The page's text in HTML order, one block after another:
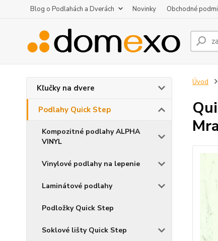
Blog o Podlahách a Dverách Novinky Obchodné
Kľučky na dvere
Podlahy Quick Step
Kompozitné podlahy ALPHA
VINYL
Vinylové podlahy na lepenie
Laminátové podlahy
Podložky Quick Step
Soklové lišty Quick Step
Úvod